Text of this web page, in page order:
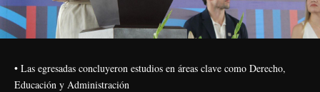
• Las egresadas concluyeron estudios en áreas clave como Derecho,
Educación y Administración